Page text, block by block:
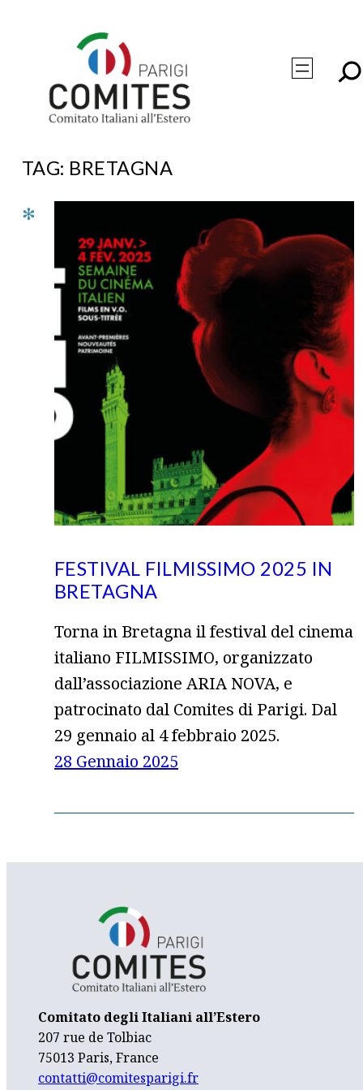
TAG: BRETAGNA
FESTIVAL FILMISSIMO 2025 IN
BRETAGNA
Torna in Bretagna il festival del cinema
italiano FILMISSIMO, organizzato
dall’associazione ARIA NOVA, e
patrocinato dal Comites di Parigi. Dal
29 gennaio al 4 febbraio 2025.
28 Gennaio 2025
Comitato degli Italiani all’Estero
207 rue de Tolbiac
75013 Paris, France
contatti@comitesparigi.fr